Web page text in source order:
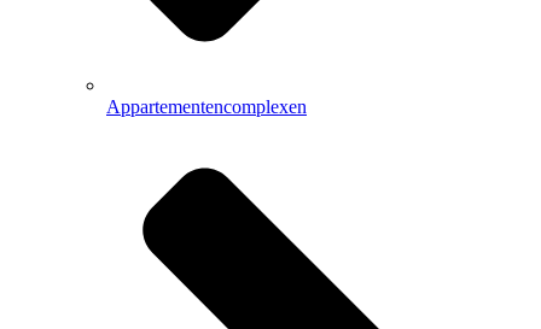
Appartementencomplexen